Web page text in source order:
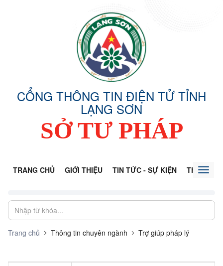
CỔNG THÔNG TIN ĐIỆN TỬ TỈNH
LẠNG SƠN
SỞ TƯ PHÁP
TRANG CHỦ GIỚI THIỆU TIN TỨC - SỰ KIỆN THÔNG
Trang chủ Thông tin chuyên ngành Trợ giúp pháp lý